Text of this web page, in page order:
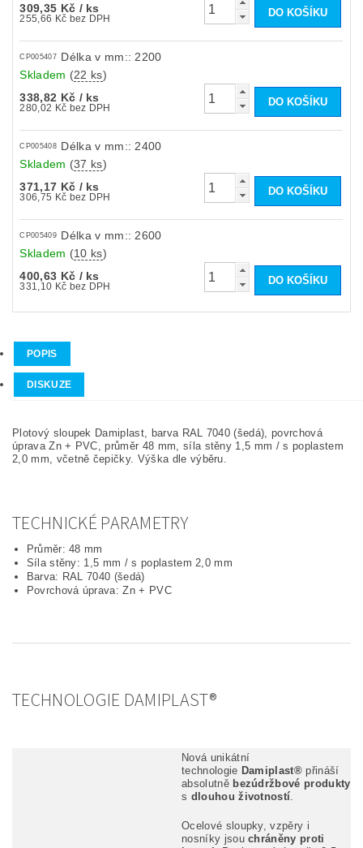
309,35 Kč / ks
255,66 Kč bez DPH
CP005407
Délka v mm:: 2200
Skladem (22 ks)
338,82 Kč / ks
280,02 Kč bez DPH
CP005408
Délka v mm:: 2400
Skladem (37 ks)
371,17 Kč / ks
306,75 Kč bez DPH
CP005409
Délka v mm:: 2600
Skladem (10 ks)
400,63 Kč / ks
331,10 Kč bez DPH
POPIS
DISKUZE
Plotový sloupek Damiplast, barva RAL 7040 (šedá), povrchová
úprava Zn + PVC, průměr 48 mm, síla stěny 1,5 mm / s poplastem
2,0 mm, včetně čepičky. Výška dle výběru.
TECHNICKÉ PARAMETRY
Průměr: 48 mm
Síla stěny: 1,5 mm / s poplastem 2,0 mm
Barva: RAL 7040 (šedá)
Povrchová úprava: Zn + PVC
TECHNOLOGIE DAMIPLAST®
Nová unikátní
technologie Damiplast®přináší
absolutněbezúdržbové produkty
s dlouhou životností
Ocelové sloupky, vzpěry i
nosníky jsouchráněny proti